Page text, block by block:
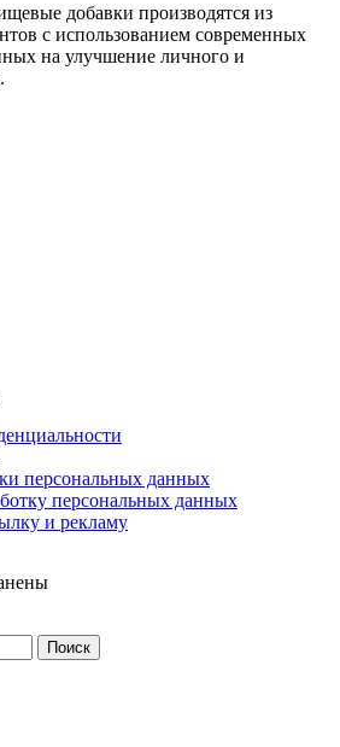
добавки производятся из
с использованием современных
на улучшение личного и
персональных данных
персональных данных
и рекламу
Поиск